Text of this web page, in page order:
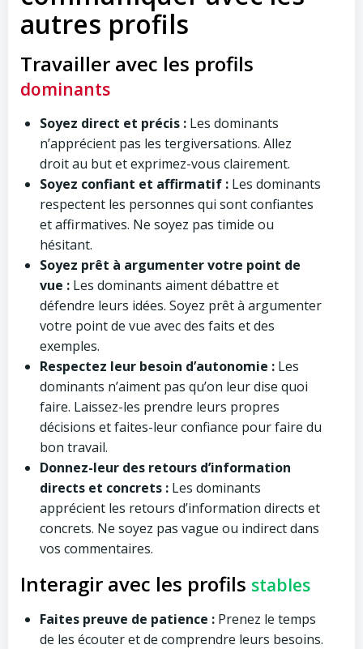
autres profils
Travailler avec les profils
dominants
Soyez direct et précis : Les dominants
n’apprécient pas les tergiversations. Allez
droit au but et exprimez-vous clairement.
Soyez confiant et affirmatif : Les dominants
respectent les personnes qui sont confiantes
et affirmatives. Ne soyez pas timide ou
hésitant.
Soyez prêt à argumenter votre point de
vue : Les dominants aiment débattre et
défendre leurs idées. Soyez prêt à argumenter
votre point de vue avec des faits et des
exemples.
Respectez leur besoin d’autonomie : Les
dominants n’aiment pas qu’on leur dise quoi
faire. Laissez-les prendre leurs propres
décisions et faites-leur confiance pour faire du
bon travail.
Donnez-leur des retours d’information
directs et concrets : Les dominants
apprécient les retours d’information directs et
concrets. Ne soyez pas vague ou indirect dans
vos commentaires.
Interagir avec les profils stables
Faites preuve de patience : Prenez le temps
de les écouter et de comprendre leurs besoins.